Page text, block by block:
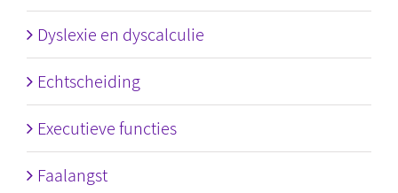
Dyslexie en dyscalculie
Echtscheiding
Executieve functies
Faalangst